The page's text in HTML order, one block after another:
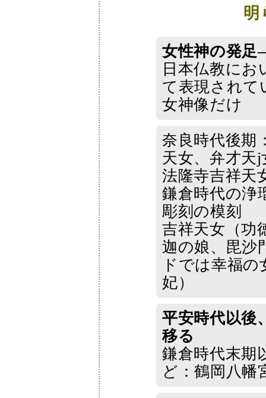
明
女性神の発足
日本仏教に
て表現されて
女神像だけ
奈良時代後
天女、弁才天j
法隆寺吉祥天
鎌倉時代の浄
彫刻の模刻
吉祥天女（功
迦の娘、毘沙
ドでは幸福
妃）
平安時代以後
移る
鎌倉時代末期
ど：鶴岡八幡